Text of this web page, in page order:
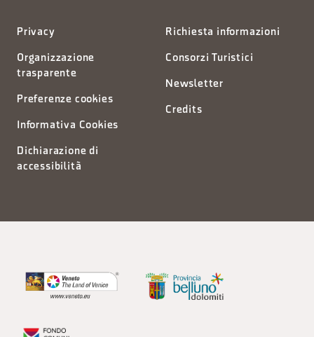
Privacy
Organizzazione
trasparente
Preferenze cookies
Informativa Cookies
Dichiarazione di
accessibilità
Richiesta informazioni
Consorzi Turistici
Newsletter
Credits